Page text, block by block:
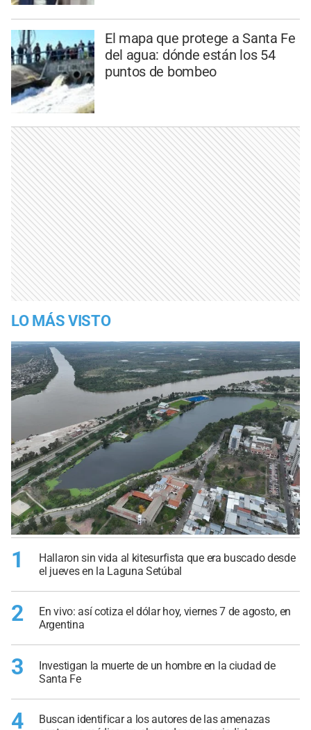
El mapa que protege a Santa Fe
del agua: dónde están los 54
puntos de bombeo
LO MÁS VISTO
1
Hallaron sin vida al kitesurfista que era buscado desde
el jueves en la Laguna Setúbal
2
En vivo: así cotiza el dólar hoy, viernes 7 de agosto, en
Argentina
3
Investigan la muerte de un hombre en la ciudad de
Santa Fe
4
Buscan identificar a los autores de las amenazas